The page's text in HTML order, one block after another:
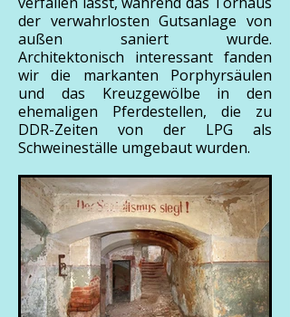
der verwahrlosten Gutsanlage von
außen saniert wurde.
Architektonisch interessant fanden
wir die markanten Porphyrsäulen
und das Kreuzgewölbe in den
ehemaligen Pferdestellen, die zu
DDR-Zeiten von der LPG als
Schweineställe umgebaut wurden.